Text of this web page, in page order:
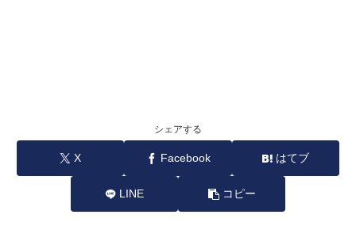
シェアする
X Facebook はてブ
LINE コピー